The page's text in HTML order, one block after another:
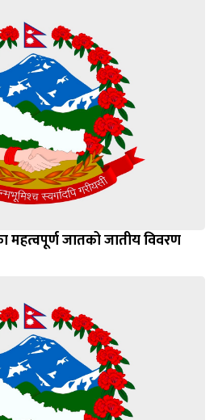
महत्वपूर्ण जातको जातीय विवरण